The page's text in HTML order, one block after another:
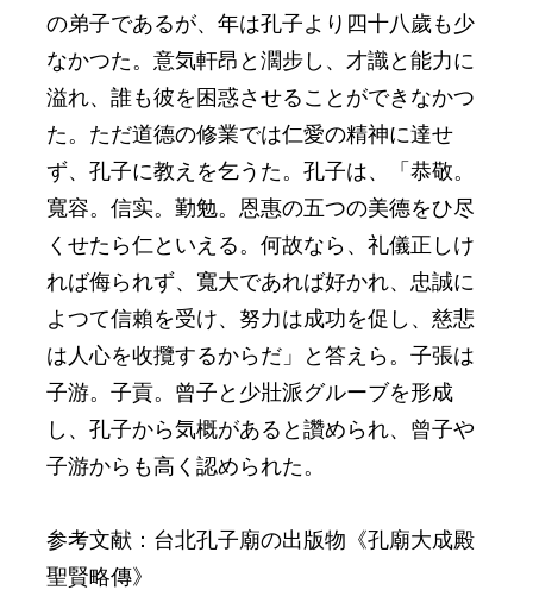
の弟子であるが、年は孔子より四十八歲も少
なかつた。意気軒昂と濶步し、才識と能力に
溢れ、誰も彼を困惑させることができなかつ
た。ただ道德の修業では仁愛の精神に達せ
ず、孔子に教えを乞うた。孔子は、「恭敬。
寬容。信实。勤勉。恩惠の五つの美德をひ尽
くせたら仁といえる。何故なら、礼儀正しけ
れば侮られず、寬大であれば好かれ、忠誠に
よつて信賴を受け、努力は成功を促し、慈悲
は人心を收攬するからだ」と答えら。子張は
子游。子貢。曾子と少壯派グルーブを形成
し、孔子から気概があると讚められ、曾子や
子游からも高く認められた。
参考文献：台北孔子廟の出版物《孔廟大成殿
聖賢略傳》